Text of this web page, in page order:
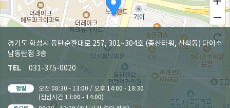
경기도 화성시 동탄순환대로 257, 301~304호 (종산타워, 산척동) 다이소
남동탄점 3층
TEL 031-375-0020
평일
오전 08:30 - 13:00 / 오후 14:00 - 18:30
(점심시간 13:00 - 14:00)